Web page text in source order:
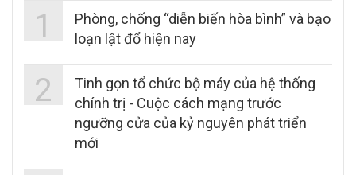
1
Phòng, chống “diễn biến hòa bình” và bạo
loạn lật đổ hiện nay
2
Tinh gọn tổ chức bộ máy của hệ thống
chính trị - Cuộc cách mạng trước
ngưỡng cửa của kỷ nguyên phát triển
mới